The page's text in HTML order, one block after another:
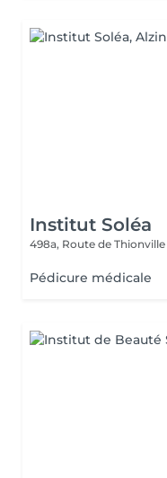
Institut Soléa
498a, Route de Thionville
Pédicure médicale